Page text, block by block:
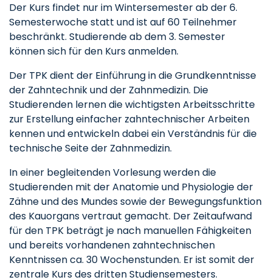
Der Kurs findet nur im Wintersemester ab der 6.
Semesterwoche statt und ist auf 60 Teilnehmer
beschränkt. Studierende ab dem 3. Semester
können sich für den Kurs anmelden.
Der TPK dient der Einführung in die Grundkenntnisse
der Zahntechnik und der Zahnmedizin. Die
Studierenden lernen die wichtigsten Arbeitsschritte
zur Erstellung einfacher zahntechnischer Arbeiten
kennen und entwickeln dabei ein Verständnis für die
technische Seite der Zahnmedizin.
In einer begleitenden Vorlesung werden die
Studierenden mit der Anatomie und Physiologie der
Zähne und des Mundes sowie der Bewegungsfunktion
des Kauorgans vertraut gemacht. Der Zeitaufwand
für den TPK beträgt je nach manuellen Fähigkeiten
und bereits vorhandenen zahntechnischen
Kenntnissen ca. 30 Wochenstunden. Er ist somit der
zentrale Kurs des dritten Studiensemesters.